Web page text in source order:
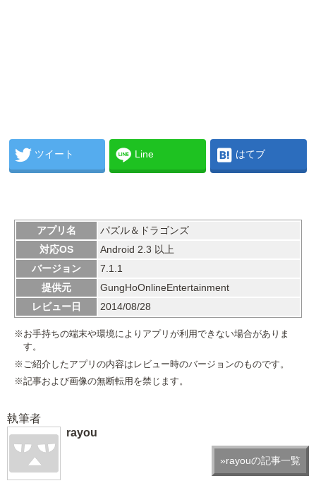
ツイート Line はてブ
アプリ名
パズル＆ドラゴンズ
対応OS
Android 2.3 以上
バージョン
7.1.1
提供元
GungHoOnlineEntertainment
レビュー日
2014/08/28
※お手持ちの端末や環境によりアプリが利用できない場合がありま
す。
※ご紹介したアプリの内容はレビュー時のバージョンのものです。
※記事および画像の無断転用を禁じます。
執筆者
rayou
»rayouの記事一覧